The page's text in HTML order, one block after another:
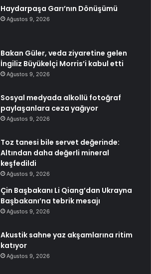
Haydarpaşa Garı’nın Dönüşümü
Ağustos 9, 2026
Bakan Güler, veda ziyaretine gelen
İngiliz Büyükelçi Morris’i kabul etti
Ağustos 9, 2026
Sosyal medyada alkollü fotoğraf
paylaşanlara ceza yağıyor
Ağustos 9, 2026
Toz tanesi bile servet değerinde:
Altından daha değerli mineral
keşfedildi
Ağustos 9, 2026
Çin Başbakanı Li Qiang’dan Ukrayna
Başbakanı’na tebrik mesajı
Ağustos 9, 2026
Akustik sahne yaz akşamlarına ritim
katıyor
Ağustos 9, 2026